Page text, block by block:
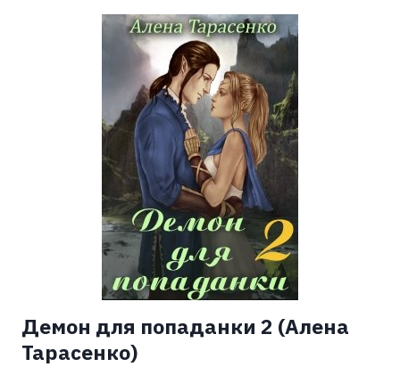
ЛЕГКАЯ)
Демон для попаданки 2 (Алена
Тарасенко)